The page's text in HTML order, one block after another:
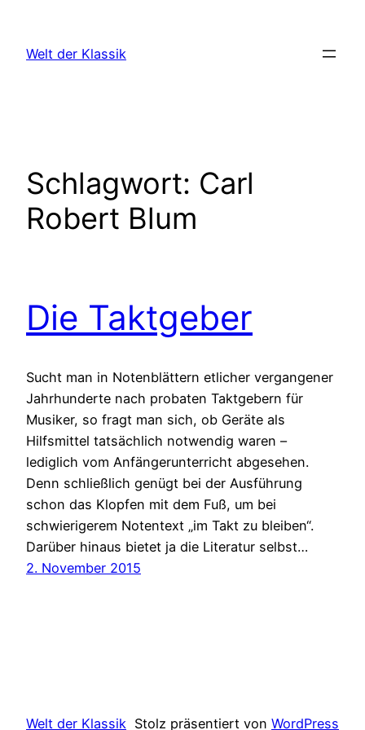
springen
Welt der Klassik
Schlagwort: Carl
Robert Blum
Die Taktgeber
Sucht man in Notenblättern etlicher vergangener
Jahrhunderte nach probaten Taktgebern für
Musiker, so fragt man sich, ob Geräte als
Hilfsmittel tatsächlich notwendig waren –
lediglich vom Anfängerunterricht abgesehen.
Denn schließlich genügt bei der Ausführung
schon das Klopfen mit dem Fuß, um bei
schwierigerem Notentext „im Takt zu bleiben“.
Darüber hinaus bietet ja die Literatur selbst…
2. November 2015
Welt der Klassik Stolz präsentiert von WordPress